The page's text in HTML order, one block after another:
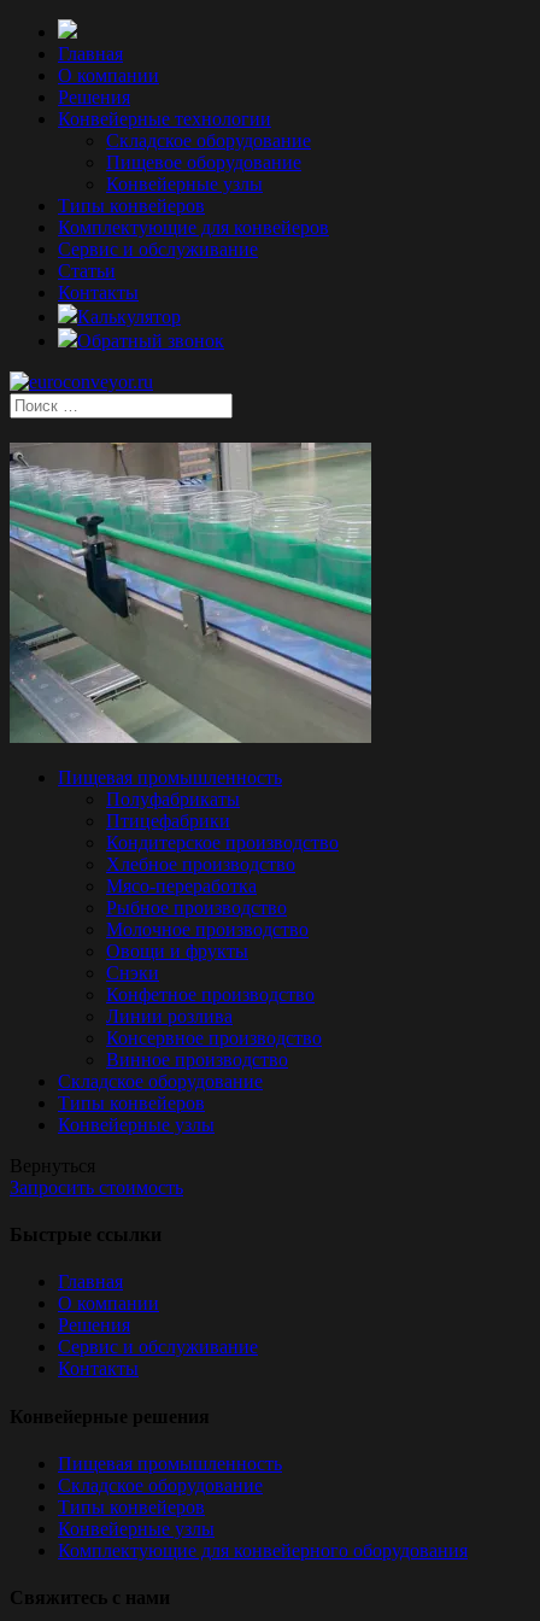
Главная
О компании
Решения
Конвейерные технологии
Складское оборудование
Пищевое оборудование
Конвейерные узлы
Типы конвейеров
Комплектующие для конвейеров
Сервис и обслуживание
Статьи
Контакты
Калькулятор
Обратный звонок
Пищевая промышленность
Полуфабрикаты
Птицефабрики
Кондитерское производство
Хлебное производство
Мясо-переработка
Рыбное производство
Молочное производство
Овощи и фрукты
Снэки
Конфетное производство
Линии розлива
Консервное производство
Винное производство
Складское оборудование
Типы конвейеров
Конвейерные узлы
Вернуться
Запросить стоимость
Быстрые ссылки
Главная
О компании
Решения
Сервис и обслуживание
Контакты
Конвейерные решения
Пищевая промышленность
Складское оборудование
Типы конвейеров
Конвейерные узлы
Комплектующие для конвейерного оборудования
Свяжитесь с нами